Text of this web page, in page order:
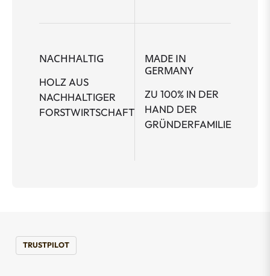
NACHHALTIG
HOLZ AUS
NACHHALTIGER
FORSTWIRTSCHAFT
MADE IN
GERMANY
ZU 100% IN DER
HAND DER
GRÜNDERFAMILIE
TRUSTPILOT